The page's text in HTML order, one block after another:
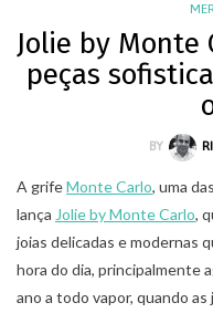
Jolie by Monte
peças
BY
A grifeMonte Carlo, uma
lança Jolie by Monte Carlo,
joias delicadas e modernas
hora do dia, principalmente
ano a todo vapor, quando